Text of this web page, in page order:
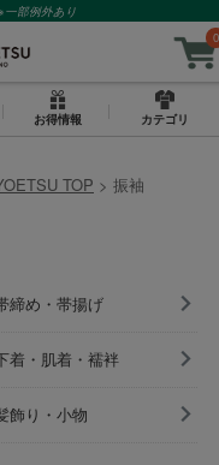
一部例外あり
0
お得情報 カテゴリ
TOP 振袖
締め・帯揚げ
着・肌着・襦袢
飾り・小物